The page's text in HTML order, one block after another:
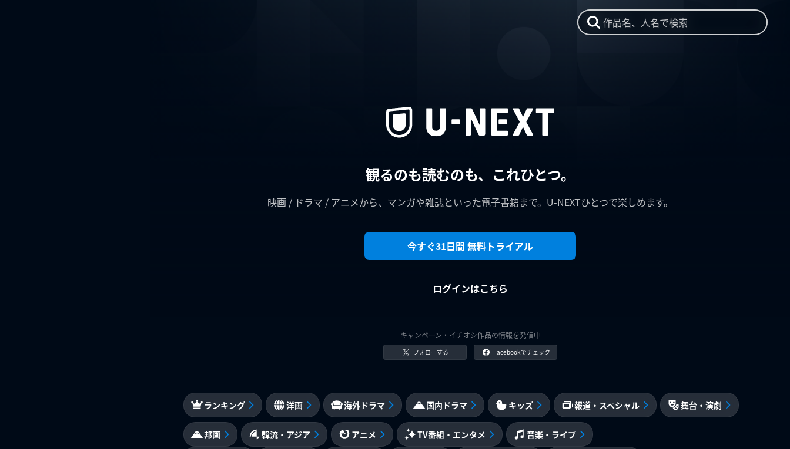
作品名、人名で検索
観るのも読むのも、これひとつ。
映画 / ドラマ / アニメから、マンガや雑誌といった電子書籍まで。U-NEXTひとつで楽しめます。
今すぐ31日間 無料トライアル
ログインはこちら
キャンペーン・イチオシ作品の情報を発信中
フォローする Facebookでチェック
ランキング 洋画 海外ドラマ 国内ドラマ キッズ 報道・スペシャル 舞台・演劇
邦画 韓流・アジア アニメ TV番組・エンタメ 音楽・ライブ